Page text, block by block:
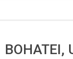
BOHATEI,